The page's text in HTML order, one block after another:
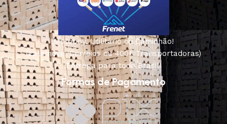
Motoboy, Utilitário ou Caminhão!
(Lalamove, Correios ou 400+ Transportadoras)
Entrega para todo Brasil!
Formas de Pagamento